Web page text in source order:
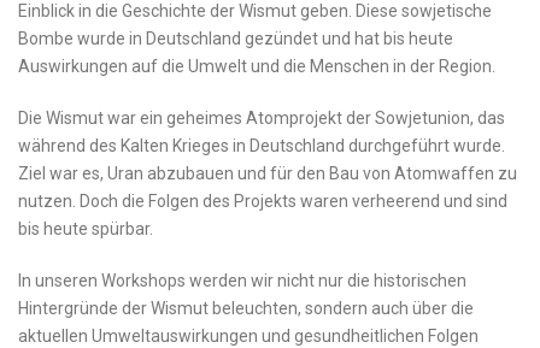
Einblick in die Geschichte der Wismut⁢ geben. Diese sowjetische
Bombe wurde​ in Deutschland gezündet ‍und hat bis heute
Auswirkungen auf die Umwelt und die Menschen in der Region.
Die Wismut war ein geheimes Atomprojekt⁣ der Sowjetunion, das
während des Kalten Krieges in Deutschland durchgeführt wurde.
Ziel war es, Uran abzubauen und ⁣für den Bau von Atomwaffen zu
nutzen. Doch die Folgen des Projekts waren verheerend und sind
bis heute spürbar.
In⁣ unseren Workshops werden wir⁣ nicht nur die historischen
Hintergründe der Wismut‌ beleuchten, sondern auch über die
aktuellen Umweltauswirkungen und gesundheitlichen Folgen⁣